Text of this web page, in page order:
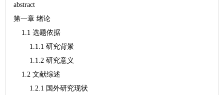
abstract
第一章 绪论
1.1 选题依据
1.1.1 研究背景
1.1.2 研究意义
1.2 文献综述
1.2.1 国外研究现状